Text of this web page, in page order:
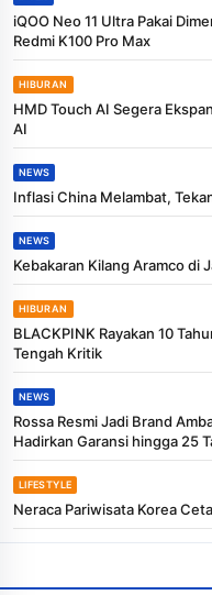
iQOO Neo 11 Ultra Pakai
Redmi K100 Pro Max
HIBURAN
HMD Touch AI Segera
AI
NEWS
Inflasi China Melambat,
NEWS
Kebakaran Kilang Aramco di
HIBURAN
BLACKPINK Rayakan 10
Tengah Kritik
NEWS
Rossa Resmi Jadi Brand
Hadirkan Garansi hingga 25
LIFESTYLE
Neraca Pariwisata Korea